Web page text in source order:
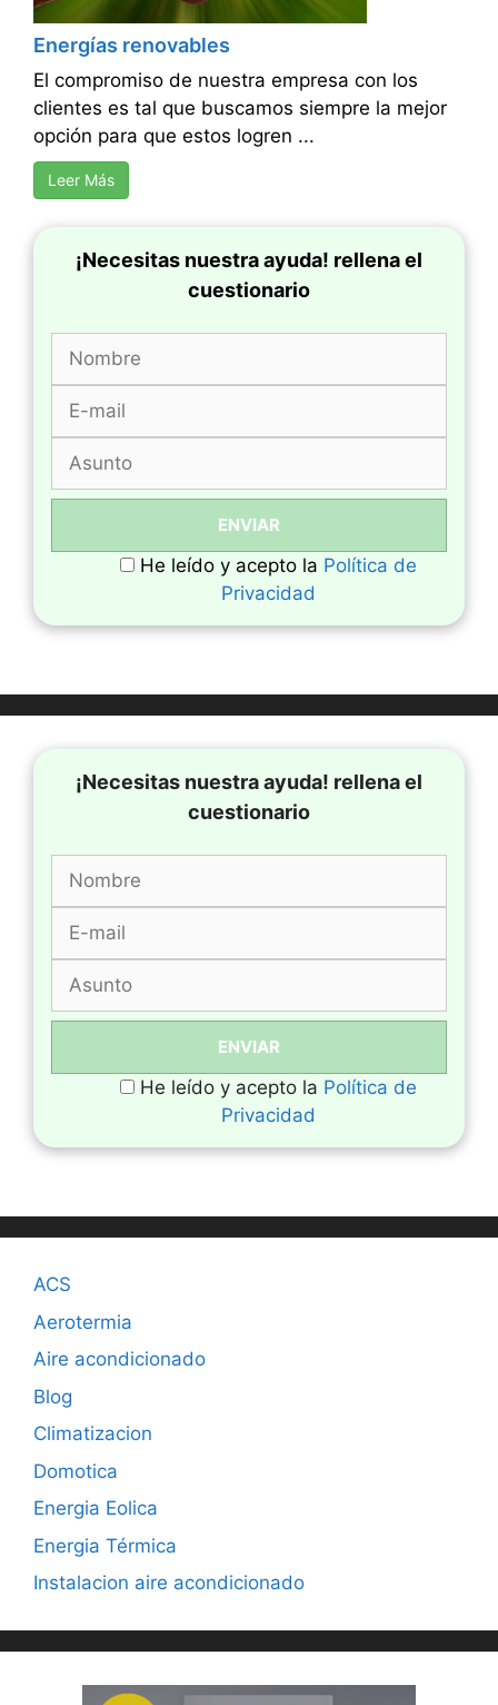
Energías renovables
El compromiso de nuestra empresa con los
clientes es tal que buscamos siempre la mejor
opción para que estos logren ...
Leer Más
¡Necesitas nuestra ayuda! rellena el
cuestionario
He leído y acepto la Política de
Privacidad
¡Necesitas nuestra ayuda! rellena el
cuestionario
He leído y acepto la Política de
Privacidad
ACS
Aerotermia
Aire acondicionado
Blog
Climatizacion
Domotica
Energia Eolica
Energia Térmica
Instalacion aire acondicionado